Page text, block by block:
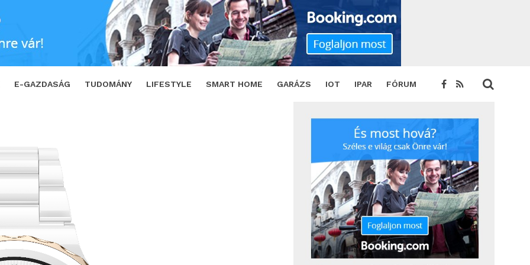
E-GAZDASÁG TUDOMÁNY LIFESTYLE SMART HOME GARÁZS IOT IPAR FÓRUM
a tünetmentes szívproblémák felismerésében
SHARE TWEET